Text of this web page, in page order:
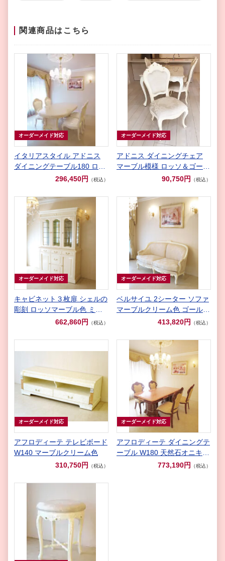
関連商品はこちら
オーダーメイド対応
イタリアスタイル アドニス
ダイニングテーブル180 ロッ
ソ&ゴールド色296,450円 （税込）
オーダーメイド対応
アドニス ダイニングチェア
マーブル模様 ロッソ＆ゴール
ド色 リボンとブーケ柄 オフ
90,750円 （税込）
オーダーメイド対応
キャビネット３枚扉 シェルの
彫刻 ロッソマーブル色 ミラ
662,860円 （税込）
オーダーメイド対応
ベルサイユ 2シーター ソファ
マーブルクリーム色 ゴールド
花かご柄の張地413,820円 （税込）
オーダーメイド対応
アフロディーテ テレビボード
W140 マーブルクリーム色
310,750円
（税込）
オーダーメイド対応
アフロディーテ ダイニングテ
ーブル W180 天然石オニキス
天板 マーブルブラウン色
773,190円 （税込）